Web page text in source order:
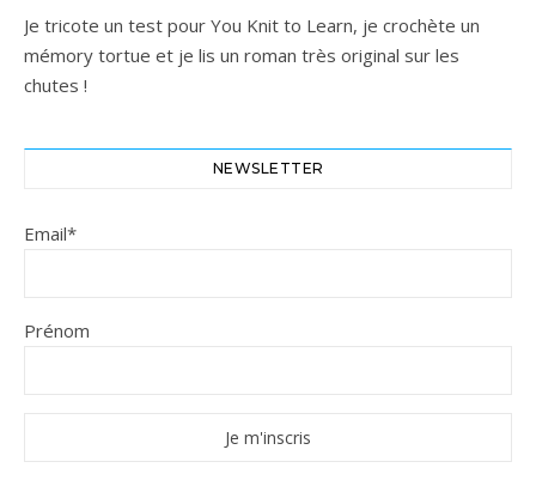
Je tricote un test pour You Knit to Learn, je crochète un
mémory tortue et je lis un roman très original sur les
chutes !
NEWSLETTER
Email*
Prénom